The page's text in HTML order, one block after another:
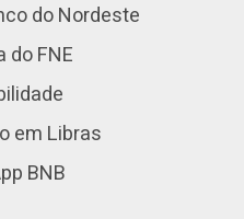
do Nordeste
do FNE
em Libras
BNB